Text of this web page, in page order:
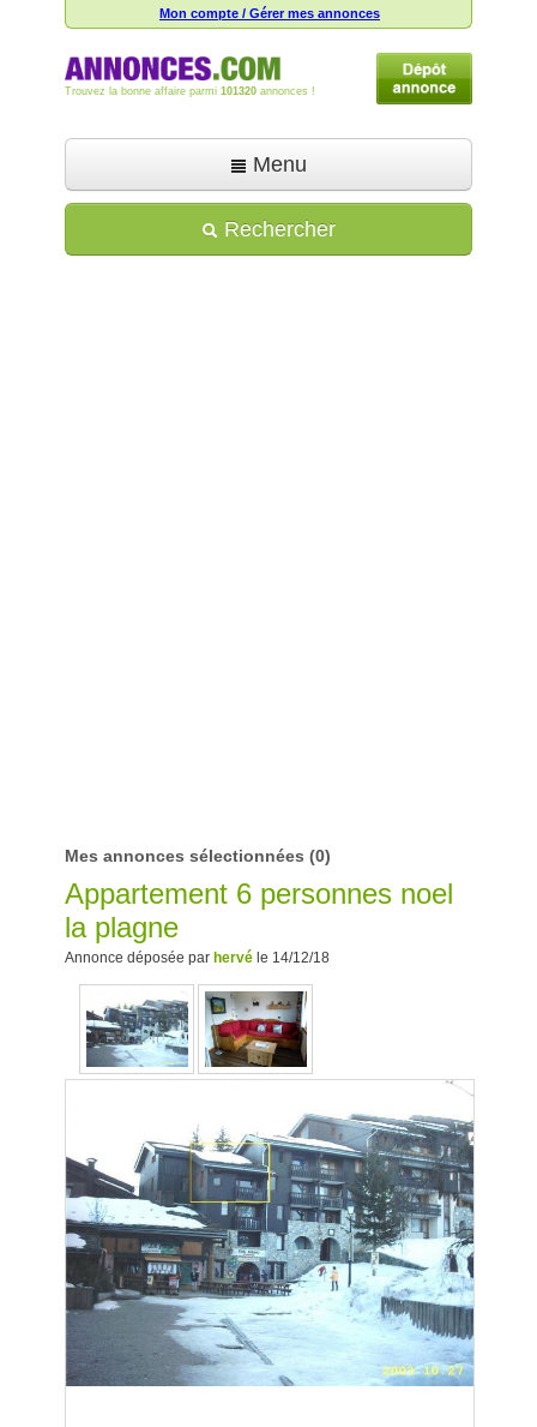
Mon compte / Gérer mes annonces
Trouvez la bonne affaire parmi 101320 annonces !
Menu
Déposer une annonce
Rechercher
Mes annonces sélectionnées (0)
Appartement 6 personnes noel
la plagne
Annonce déposée par hervé le 14/12/18